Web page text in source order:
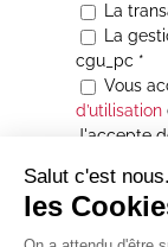
La
La
cgu_pc *
Vous
d’utilisation
J'accepte
Je
actualités
Maison
pourrez